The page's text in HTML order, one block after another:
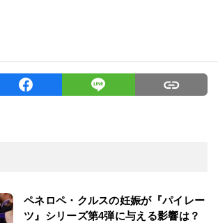
ペネロペ・クルスの妊娠が『パイレー
ツ』シリーズ第4弾に与える影響は？